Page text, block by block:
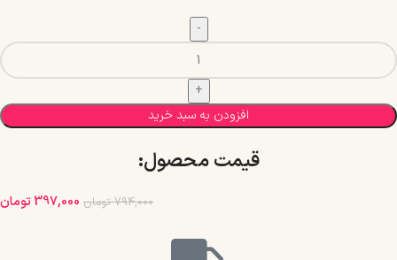
افزودن به سبد خرید
قیمت محصول:​
794,000 تومان 397,000تومان